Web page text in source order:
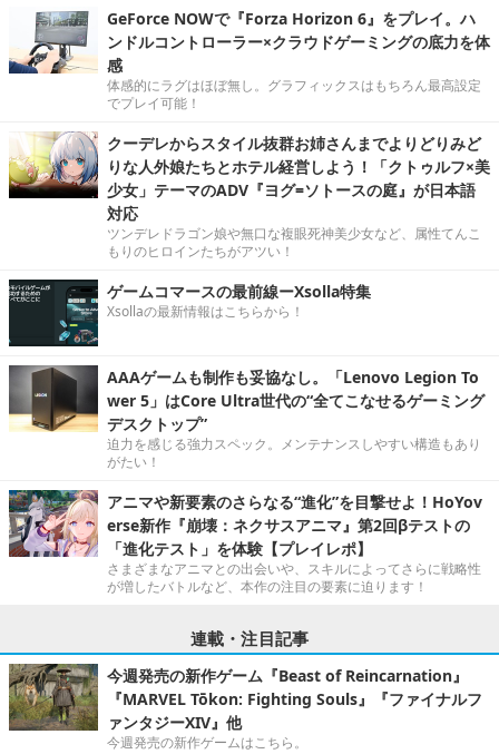
GeForce NOWで『Forza Horizon 6』をプレイ。ハ
ンドルコントローラー×クラウドゲーミングの底力を体
感
体感的にラグはほぼ無し。グラフィックスはもちろん最高設定
でプレイ可能！
クーデレからスタイル抜群お姉さんまでよりどりみど
りな人外娘たちとホテル経営しよう！「クトゥルフ×美
少女」テーマのADV『ヨグ=ソトースの庭』が日本語
対応
ツンデレドラゴン娘や無口な複眼死神美少女など、属性てんこ
もりのヒロインたちがアツい！
ゲームコマースの最前線ーXsolla特集
Xsollaの最新情報はこちらから！
AAAゲームも制作も妥協なし。「Lenovo Legion To
wer 5」はCore Ultra世代の“全てこなせるゲーミング
デスクトップ”
迫力を感じる強力スペック。メンテナンスしやすい構造もあり
がたい！
アニマや新要素のさらなる“進化”を目撃せよ！HoYov
erse新作『崩壊：ネクサスアニマ』第2回βテストの
「進化テスト」を体験【プレイレポ】
さまざまなアニマとの出会いや、スキルによってさらに戦略性
が増したバトルなど、本作の注目の要素に迫ります！
連載・注目記事
今週発売の新作ゲーム『Beast of Reincarnation』
『MARVEL Tōkon: Fighting Souls』『ファイナルフ
ァンタジーXIV』他
今週発売の新作ゲームはこちら。